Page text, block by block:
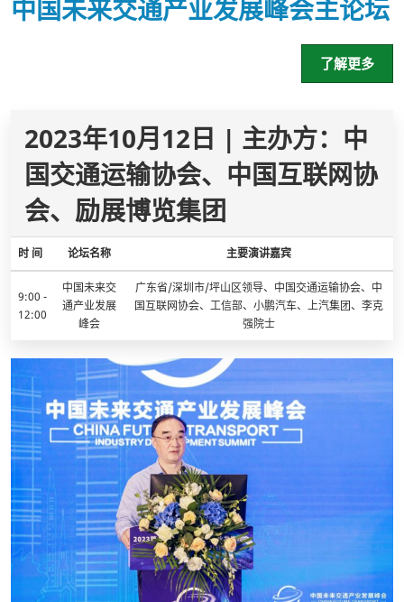
中国未来交通产业发展峰会主论坛
了解更多
2023年10月12日 | 主办方：中
国交通运输协会、中国互联网协
会、励展博览集团
时 间 论坛名称 主要演讲嘉宾
9:00 -
12:00
中国未来交
通产业发展
峰会
广东省/深圳市/坪山区领导、中国交通运输协会、中
国互联网协会、工信部、小鹏汽车、上汽集团、李克
强院士